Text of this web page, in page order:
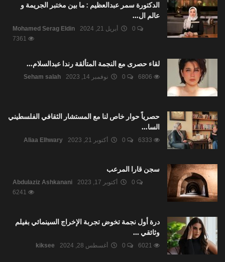
الدكتورة سمر عبدالعظيم : ما بين مختبر الجريمة و
عالم ال...
Mohamed Serag Eldin أبريل 21, 2024
لقاء حصرى مع النجمة المتألقة رندا عبدالسلام...
Seham salah نوفمبر 14, 2023
حصرياً حوار خاص لنا مع المستشار الثقافي الفلسطيني
السا...
Aliaa Elhwary أكتوبر 21, 2023
سجن قارا المرعب
Abdulaziz Ashkanani أكتوبر 17, 2023
درة أول نجمة تخوض تجربة الإخراج السينمائي بفيلم
وثائقي ...
kiksee أغسطس 28, 2024